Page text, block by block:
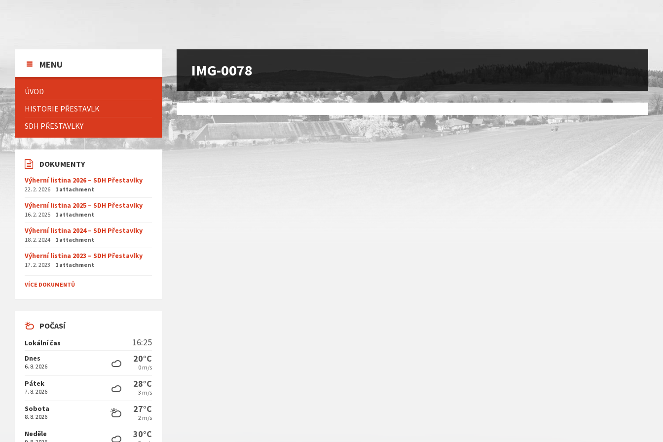
IMG-0078
MENU
ÚVOD
HISTORIE PŘESTAVLK
SDH PŘESTAVLKY
DOKUMENTY
Výherní listina 2026 – SDH Přestavlky
22. 2. 2026 1 attachment
Výherní listina 2025 – SDH Přestavlky
16. 2. 2025 1 attachment
Výherní listina 2024 – SDH Přestavlky
18. 2. 2024 1 attachment
Výherní listina 2023 – SDH Přestavlky
17. 2. 2023 1 attachment
VÍCE DOKUMENTŮ
POČASÍ
Lokální čas 16:25
Dnes
6. 8. 2026
20°C
0 m/s
Pátek
7. 8. 2026
28°C
3 m/s
Sobota
8. 8. 2026
27°C
2 m/s
Neděle 30°C